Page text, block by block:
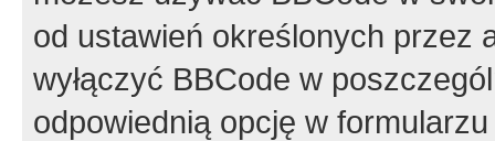
od ustawień określonych przez
wyłączyć BBCode w
odpowiednią opcję w